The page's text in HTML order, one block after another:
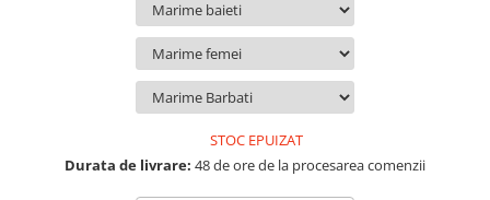
Seturi elegante femei
STOC EPUIZAT
Durata de livrare: 48 de ore de la procesarea comenzii